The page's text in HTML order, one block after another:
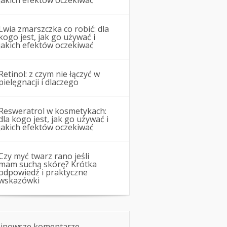
zmarszczka co robić: dla
jest, jak go używać i
efektów oczekiwać
z czym nie łączyć w
i dlaczego
w kosmetykach:
kogo jest, jak go używać i
efektów oczekiwać
myć twarz rano jeśli
suchą skórę? Krótka
i praktyczne